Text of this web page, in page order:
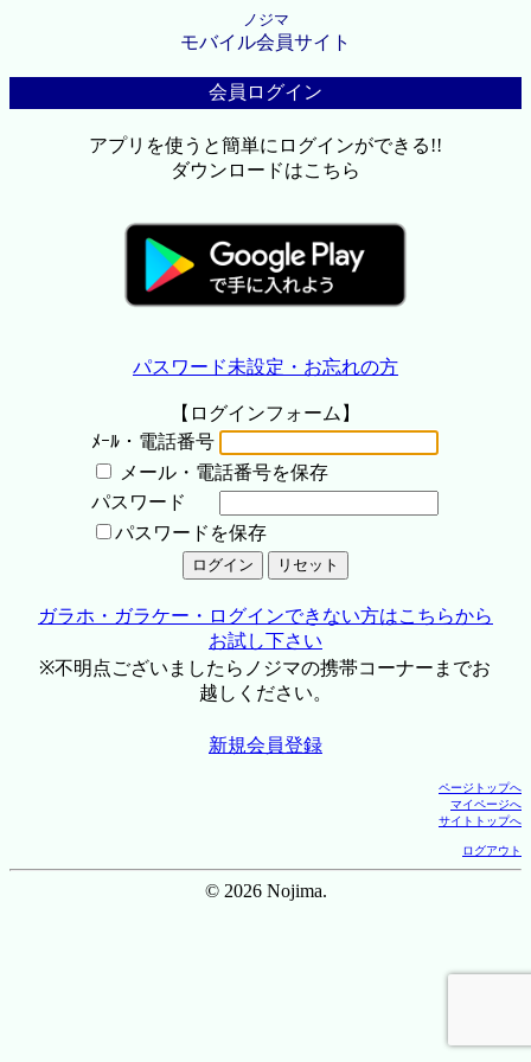
ノジマ
モバイル会員サイト
会員ログイン
アプリを使うと簡単にログインができる!!
ダウンロードはこちら
パスワード未設定・お忘れの方
【ログインフォーム】
ﾒｰﾙ・電話番号
メール・電話番号を保存
パスワード
パスワードを保存
ガラホ・ガラケー・ログインできない方はこちらから
お試し下さい
※不明点ございましたらノジマの携帯コーナーまでお
越しください。
新規会員登録
ページトップへ
マイページへ
サイトトップへ
ログアウト
© 2026 Nojima.